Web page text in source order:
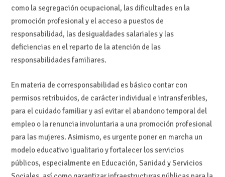
como la segregación ocupacional, las dificultades en la
promoción profesional y el acceso a puestos de
responsabilidad, las desigualdades salariales y las
deficiencias en el reparto de la atención de las
responsabilidades familiares.
En materia de corresponsabilidad es básico contar con
permisos retribuidos, de carácter individual e intransferibles,
para el cuidado familiar y así evitar el abandono temporal del
empleo o la renuncia involuntaria a una promoción profesional
para las mujeres. Asimismo, es urgente poner en marcha un
modelo educativo igualitario y fortalecer los servicios
públicos, especialmente en Educación, Sanidad y Servicios